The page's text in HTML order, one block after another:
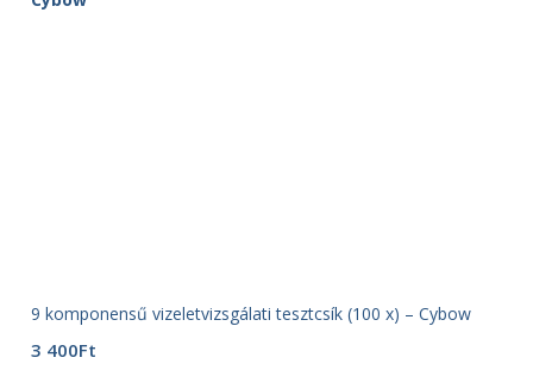
9 komponensű vizeletvizsgálati tesztcsík (100 x) – Cybow
3 400Ft